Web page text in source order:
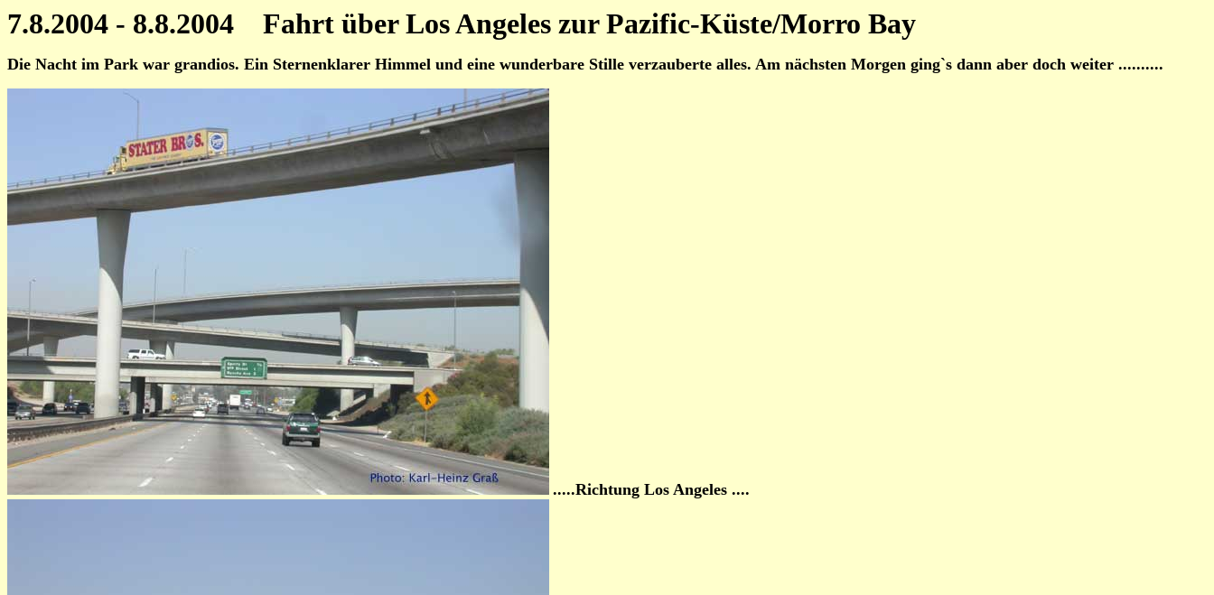
7.8.2004 - 8.8.2004 Fahrt über Los Angeles zur Pazific-Küste/Morro Bay
Die Nacht im Park war grandios. Ein Sternenklarer Himmel und eine wunderbare Stille verzauberte alles. Am nächsten Morgen ging`s dann aber doch weiter ..........
.....Richtung Los Angeles ....